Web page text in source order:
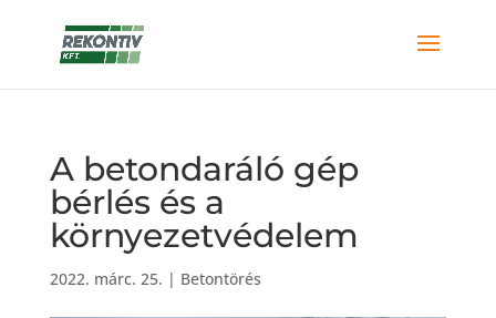
A betondaráló gép
bérlés és a
környezetvédelem
2022. márc. 25. | Betontörés